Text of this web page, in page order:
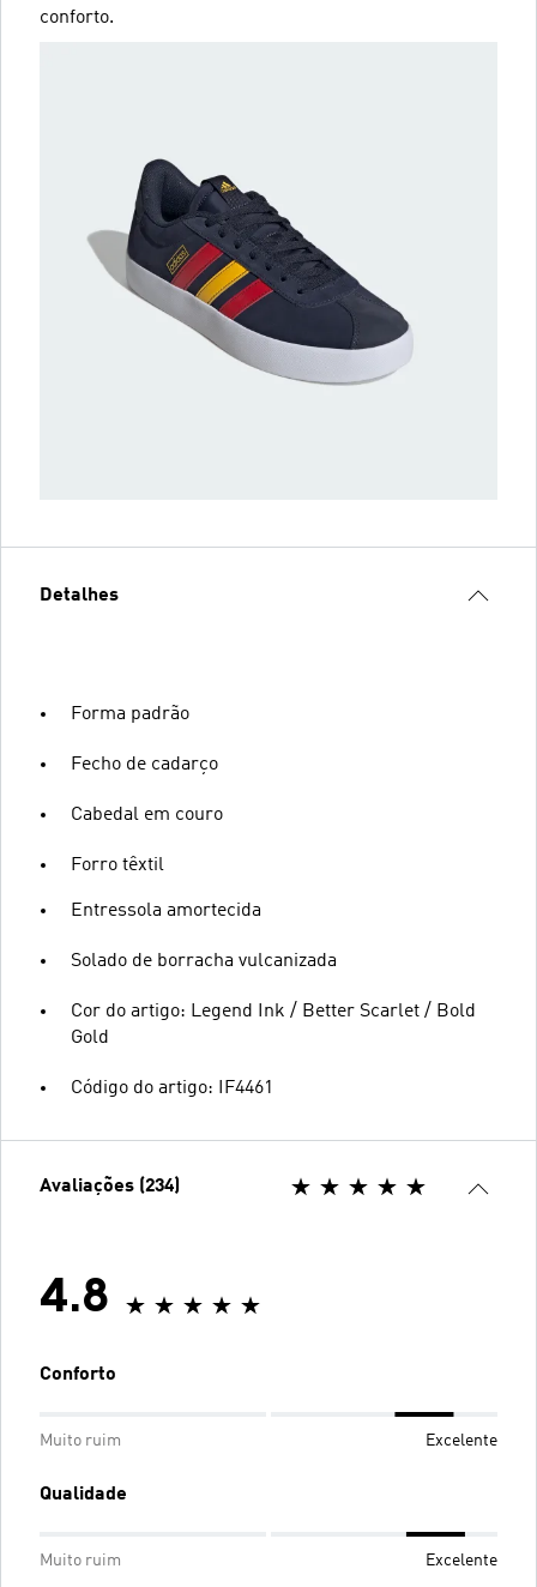
conforto.
Detalhes
Forma padrão
Fecho de cadarço
Cabedal em couro
Forro têxtil
Entressola amortecida
Solado de borracha vulcanizada
Cor do artigo: Legend Ink / Better Scarlet / Bold
Gold
Código do artigo: IF4461
Avaliações (234)
4.8
Conforto
Muito ruim Excelente
Qualidade
Muito ruim Excelente